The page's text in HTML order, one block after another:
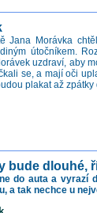
Jana Morávka
útočníkem.
uzdraví, aby
se, a mají oči
plakat až zpátky
bude dlouhé,
do auta a vyrazí
a tak nechce u